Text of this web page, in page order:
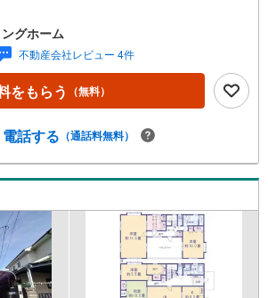
ングホームからお知らせ～●お買い替えサポー
にて実査定からご売却、新居へのお引越しま
お手伝いさせて頂きます。査定だけでもお気
ければと思います。●住宅ローン無料相談随時
数存在する金融機関の住宅ローン商品の中から
適な住宅ローンをご提案させて頂きます。ま
ので、ご了承くださいませ。ご納得いただける
を心よりお待ち申し上げております【営業時
】定休日:水上記時間はお電話が繋がりやすく
す。ぜひお気軽にご連絡下さい！現地を見学
「室内・現地を見学する（無料）」ボタンよ
日時をご記入いただけますとスムーズにご案内
グホーム
不動産会社レビュー 4件
をもらう （無料）
電話する （通話料無料）